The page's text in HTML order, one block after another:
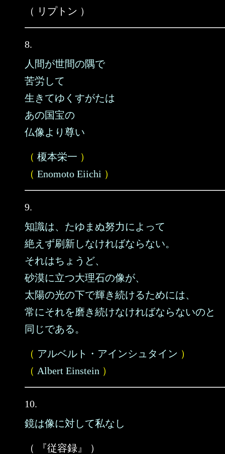
（ リプトン ）
8.
人間が世間の隅で
苦労して
生きてゆくすがたは
あの国宝の
仏像より尊い
（ 榎本栄一 ）
（ Enomoto Eiichi ）
9.
知識は、たゆまぬ努力によって
絶えず刷新しなければならない。
それはちょうど、
砂漠に立つ大理石の像が、
太陽の光の下で輝き続けるためには、
常にそれを磨き続けなければならないのと
同じである。
（ アルベルト・アインシュタイン ）
（ Albert Einstein ）
10.
鏡は像に対して私なし
（ 『従容録』 ）